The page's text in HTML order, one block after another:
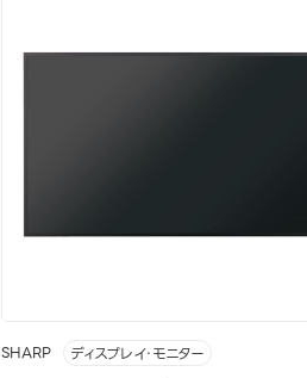
SHARP ディスプレイ・モニター